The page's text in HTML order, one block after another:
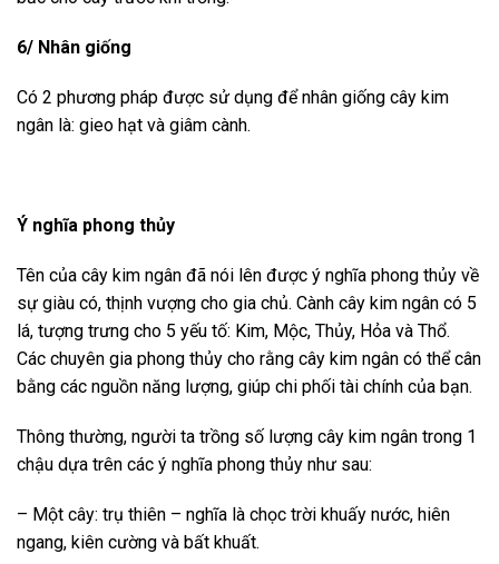
6/ Nhân giống
Có 2 phương pháp được sử dụng để nhân giống cây kim
ngân là: gieo hạt và giâm cành.
Ý nghĩa phong thủy
Tên của cây kim ngân đã nói lên được ý nghĩa phong thủy về
sự giàu có, thịnh vượng cho gia chủ. Cành cây kim ngân có 5
lá, tượng trưng cho 5 yếu tố: Kim, Mộc, Thủy, Hỏa và Thổ.
Các chuyên gia phong thủy cho rằng cây kim ngân có thể cân
bằng các nguồn năng lượng, giúp chi phối tài chính của bạn.
Thông thường, người ta trồng số lượng cây kim ngân trong 1
chậu dựa trên các ý nghĩa phong thủy như sau:
– Một cây: trụ thiên – nghĩa là chọc trời khuấy nước, hiên
ngang, kiên cường và bất khuất.